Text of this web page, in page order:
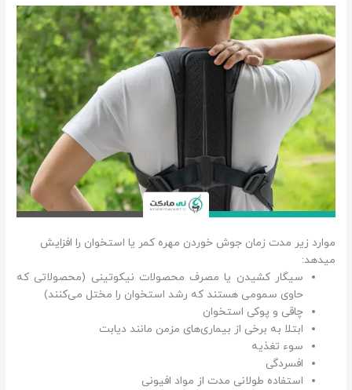
موارد زیر مدت زمان جوش خوردن مهره کمر یا استخوان را افزایش
میدهد:
سیگار کشیدن یا مصرف محصولات نیکوتینی (محصولاتی که
حاوی سمومی هستند که رشد استخوان را مختل می‌کنند)
چاقی و پوکی استخوان
ابتلا به برخی از بیماری‌های مزمن مانند دیابت
سوء تغذیه
افسردگی
استفاده طولانی مدت از مواد افیونی